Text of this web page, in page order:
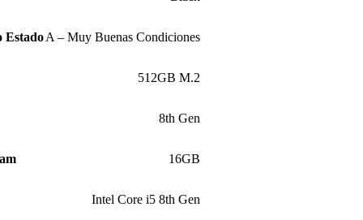
EstadoA – Muy Buenas Condiciones
512GB M.2
8th Gen
16GB
Intel Core i5 8th Gen